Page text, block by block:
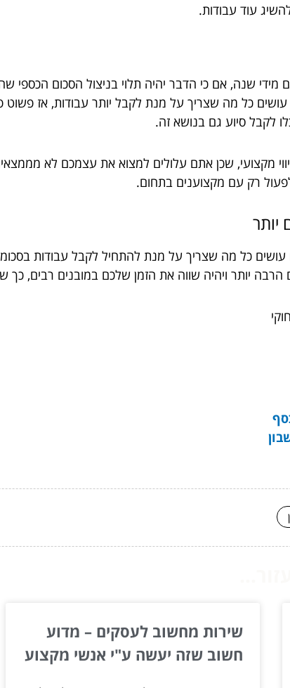
עוד עבודות.
מידי שנה, אם כי הדבר יהיה תלוי בניצול הסכום
כל מה שצריך על מנת לקבל יותר עבודות, אז פשוט
לקבל סיוע גם בנושא זה.
מקצועי, שכן אתם עלולים למצוא את עצמכם לא
רק עם מקצוענים בתחום.
יותר
כל מה שצריך על מנת להתחיל לקבל עבודות
יותר ויהיה שווה את הזמן שלכם במובנים רבים, כך
שירות מחשוב לעסקים – מדוע
חשוב שזה יעשה ע"י אנשי מקצוע